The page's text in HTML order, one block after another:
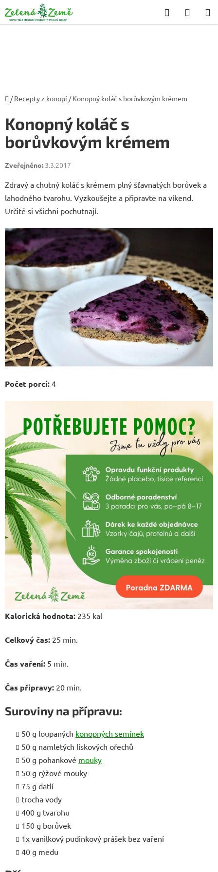
na
obsah
Hledat
KOŠÍK
Domů
/ Recepty z konopí / Konopný koláč s borůvkovým krémem
Konopný koláč s
borůvkovým krémem
3.3.2017
Zdravý a chutný koláč s krémem plný šťavnatých borůvek a
lahodného tvarohu. Vyzkoušejte a připravte na víkend.
Určitě si všichni pochutnají.
Počet porcí: 4
Kalorická hodnota: 235 kal
Celkový čas: 25 min.
Čas vaření: 5 min.
Čas přípravy: 20 min.
Suroviny na přípravu:
50 g loupaných konopných semínek
50 g namletých lískových ořechů
50 g pohankové mouky
50 g rýžové mouky
75 g datlí
trocha vody
400 g tvarohu
150 g borůvek
1x vanilkový pudinkový prášek bez vaření
40 g medu